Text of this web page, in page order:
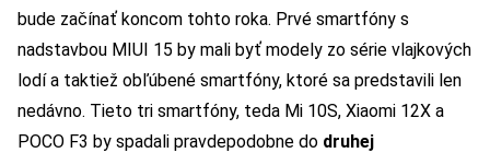
bude začínať koncom tohto roka. Prvé smartfóny s
nadstavbou MIUI 15 by mali byť modely zo série vlajkových
lodí a taktiež obľúbené smartfóny, ktoré sa predstavili len
nedávno. Tieto tri smartfóny, teda Mi 10S, Xiaomi 12X a
POCO F3 by spadali pravdepodobne do druhej